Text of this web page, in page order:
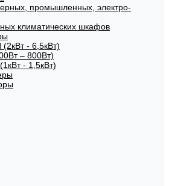
промышленных, электро-
климатических шкафов
- 6,5кВт)
– 800Вт)
- 1,5кВт)